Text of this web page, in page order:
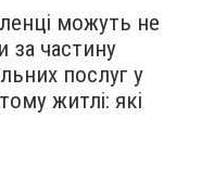
можуть не
за частину
послуг у
житлі: які